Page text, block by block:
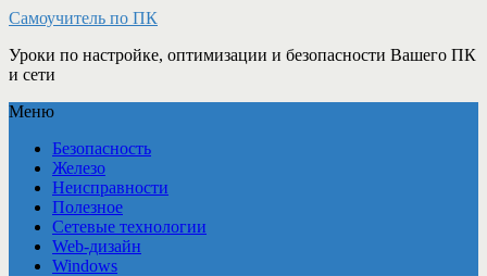
Самоучитель по ПК
Уроки по настройке, оптимизации и безопасности Вашего ПК
и сети
Меню
Безопасность
Железо
Неисправности
Полезное
Сетевые технологии
Web-дизайн
Windows